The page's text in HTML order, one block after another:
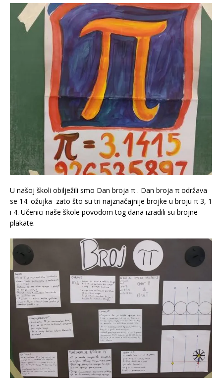
U našoj školi obilježili smo Dan broja π . Dan broja π održava
se 14. ožujka zato što su tri najznačajnije brojke u broju π 3, 1
i 4. Učenici naše škole povodom tog dana izradili su brojne
plakate.